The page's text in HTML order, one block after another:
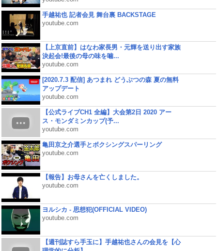
手越祐也 記者会見 舞台裏 BACKSTAGE
youtube.com
【上京直前】はなわ家長男・元輝を送り出す家族
決起会!最後の母の味を噛...
youtube.com
[2020.7.3 配信] あつまれ どうぶつの森 夏の無料
アップデート
youtube.com
【公式ライブCH1 全編】大会第2日 2020 アー
ス・モンダミンカップ(予...
youtube.com
亀田京之介選手とボクシングスパーリング
youtube.com
【報告】お母さんを亡くしました。
youtube.com
ヨルシカ - 思想犯(OFFICIAL VIDEO)
youtube.com
【週刊誌すら手玉に】手越祐也さんの会見を【心